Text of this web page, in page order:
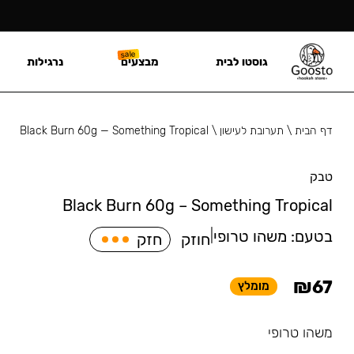
דף הבית\ תערובת לעישון \
Black Burn 60g — Something Tropical
טבק
Black Burn 60g – Something Tropical
בטעם: משהו טרופי חוזק חזק
₪67 מומלץ
משהו טרופי
גוסטו לבית מבצעים נרגילות